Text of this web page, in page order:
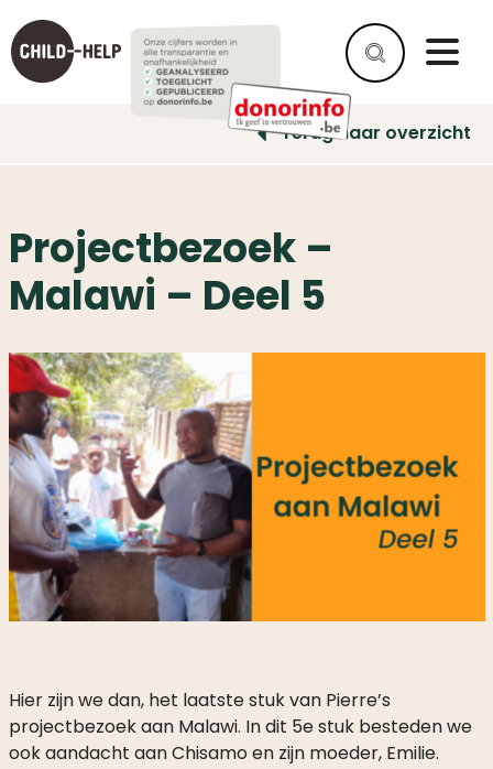
Terug naar overzicht
Projectbezoek –
Malawi – Deel 5
Hier zijn we dan, het laatste stuk van Pierre’s
projectbezoek aan Malawi. In dit 5e stuk besteden we
ook aandacht aan Chisamo en zijn moeder, Emilie.